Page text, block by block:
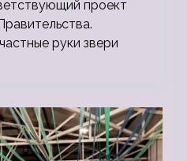
проект
руки звери